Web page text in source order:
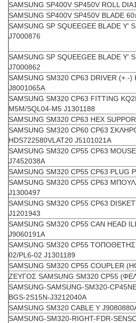
SAMSUNG SP400V SP450V ROLL
SAMSUNG SP400V SP450V BLADE
SAMSUNG SP SQUEEGEE BLADE Y'
J7000876
SAMSUNG SP SQUEEGEE BLADE Y'
J7000862
SAMSUNG SM320 CP63 DRIVER (+.-)
J8001065A
SAMSUNG SM320 CP63 FITTING
M5M/SQL04-M5 J1301188
SAMSUNG SM320 CP63 HEX
SAMSUNG SM320 CP60 CP63
HDS722580VLAT20 J5101021A
SAMSUNG SM320 CP55 CP63
J7452038A
SAMSUNG SM320 CP55 CP63 PLUG
SAMSUNG SM320 CP55 CP63
J1300497
SAMSUNG SM320 CP55 CP63
J1201943
SAMSUNG SM320 CP55 CAN HEAD
J9060191A
SAMSUNG SM320 CP55
02/PL6-02 J1301189
SAMSUNG SM320 CP55 COUPLER
ΖΕΥΓΟΣ SAMSUNG SM320 CP55
SAMSUNG-SAMSUNG-SM320-
BGS-2S15N-J3212040A
SAMSUNG SM320 CABLE Y
SAMSUNG-SM320-RIGHT-FDR-